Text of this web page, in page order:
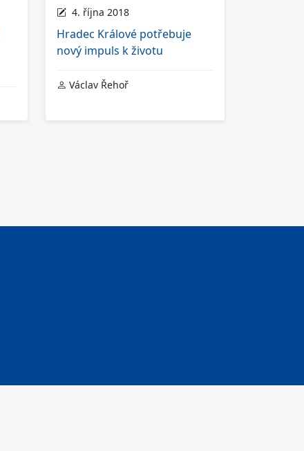
4. října 2018
Hradec Králové potřebuje
nový impuls k životu
Václav Řehoř